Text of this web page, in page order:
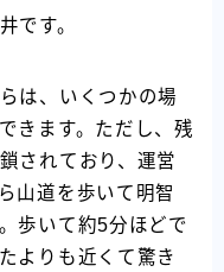
です。
は、いくつかの場
きます。ただし、残
されており、運営
山道を歩いて明智
歩いて約5分ほどで
よりも近くて驚き